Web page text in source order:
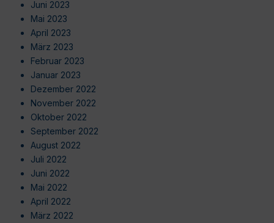
Juni 2023
Mai 2023
April 2023
März 2023
Februar 2023
Januar 2023
Dezember 2022
November 2022
Oktober 2022
September 2022
August 2022
Juli 2022
Juni 2022
Mai 2022
April 2022
März 2022